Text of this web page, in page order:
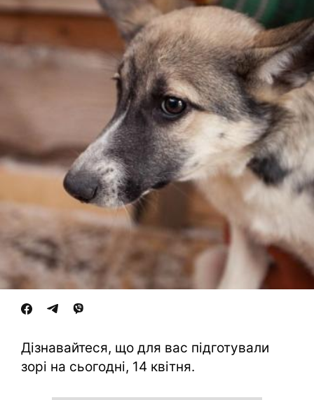
Дізнавайтеся, що для вас підготували
зорі на сьогодні, 14 квітня.